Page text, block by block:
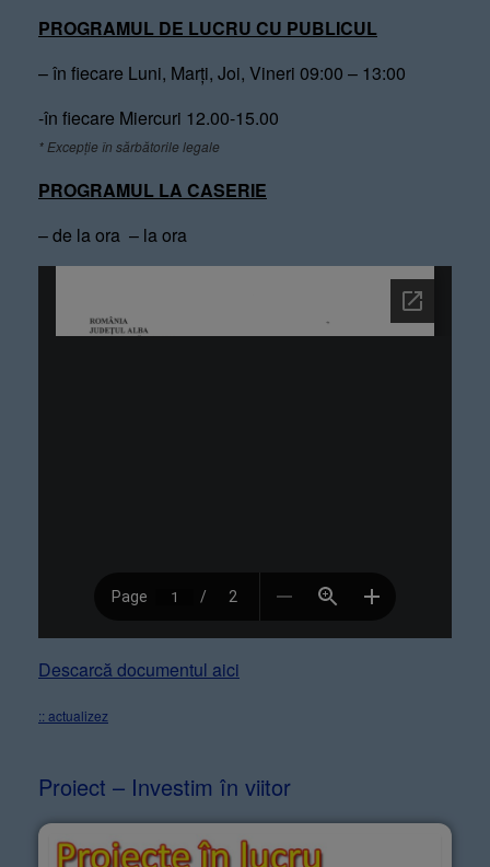
PROGRAMUL DE LUCRU CU PUBLICUL
– în fiecare Luni, Marți, Joi, Vineri 09:00 – 13:00
-în fiecare Miercuri 12.00-15.00
* Excepție în sărbătorile legale
PROGRAMUL LA CASERIE
– de la ora – la ora
Descarcă documentul aici
:: actualizez
Proiect – Investim în viitor